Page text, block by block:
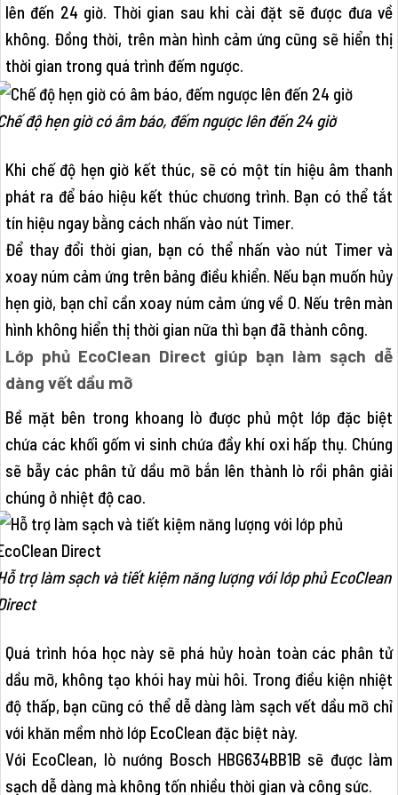
lên đến 24 giờ. Thời gian sau khi cài đặt sẽ được đưa về
không. Đồng thời, trên màn hình cảm ứng cũng sẽ hiển thị
thời gian trong quá trình đếm ngược.
độ hẹn giờ có âm báo, đếm ngược lên đến 24 giờ
Khi chế độ hẹn giờ kết thúc, sẽ có một tín hiệu âm thanh
phát ra để báo hiệu kết thúc chương trình. Bạn có thể tắt
tín hiệu ngay bằng cách nhấn vào nút Timer.
Để thay đổi thời gian, bạn có thể nhấn vào nút Timer và
xoay núm cảm ứng trên bảng điều khiển. Nếu bạn muốn hủy
hẹn giờ, bạn chỉ cần xoay núm cảm ứng về 0. Nếu trên màn
hình không hiển thị thời gian nữa thì bạn đã thành công.
Lớp phủ EcoClean Direct giúp bạn làm sạch dễ
dàng vết dầu mỡ
Bề mặt bên trong khoang lò được phủ một lớp đặc biệt
chứa các khối gốm vi sinh chứa đầy khí oxi hấp thụ. Chúng
sẽ bẫy các phân tử dầu mỡ bắn lên thành lò rồi phân giải
chúng ở nhiệt độ cao.
trợ làm sạch và tiết kiệm năng lượng với lớp phủ EcoClean
Quá trình hóa học này sẽ phá hủy hoàn toàn các phân tử
dầu mỡ, không tạo khói hay mùi hôi. Trong điều kiện nhiệt
độ thấp, bạn cũng có thể dễ dàng làm sạch vết dầu mỡ chỉ
với khăn mềm nhờ lớp EcoClean đặc biệt này.
Với EcoClean, lò nướng Bosch HBG634BB1B sẽ được làm
sạch dễ dàng mà không tốn nhiều thời gian và công sức.